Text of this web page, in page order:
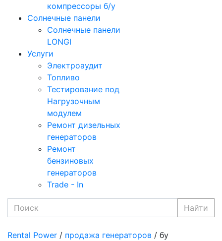
компрессоры б/у
Солнечные панели
Солнечные панели
LONGI
Услуги
Электроаудит
Топливо
Тестирование под
Нагрузочным
модулем
Ремонт дизельных
генераторов
Ремонт
бензиновых
генераторов
Trade - In
Найти
Rental Power / продажа генераторов / бу